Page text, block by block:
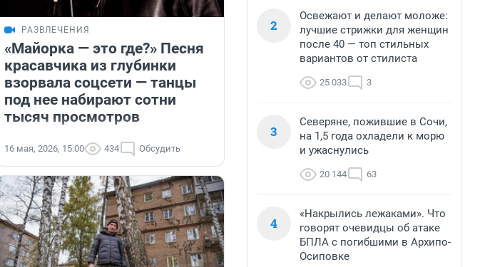
РАЗВЛЕЧЕНИЯ
«Майорка — это где?» Песня
красавчика из глубинки
взорвала соцсети — танцы
под нее набирают сотни
тысяч просмотров
16 мая, 2026, 15:00 434 Обсудить
2
Освежают и делают моложе:
лучшие стрижки для женщин
после 40 — топ стильных
вариантов от стилиста
25 033 3
3
Северяне, пожившие в Сочи,
на 1,5 года охладели к морю
и ужаснулись
20 144 63
4
«Накрылись лежаками». Что
говорят очевидцы об атаке
БПЛА с погибшими в Архипо-
Осиповке